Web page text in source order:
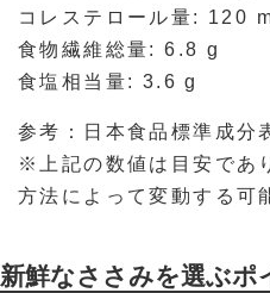
コレステロール量: 120
食物繊維総量: 6.8 g
食塩相当量: 3.6 g
参考：日本食品標準成分
※上記の数値は目安であ
方法によって変動する可
新鮮なささみを選ぶポ